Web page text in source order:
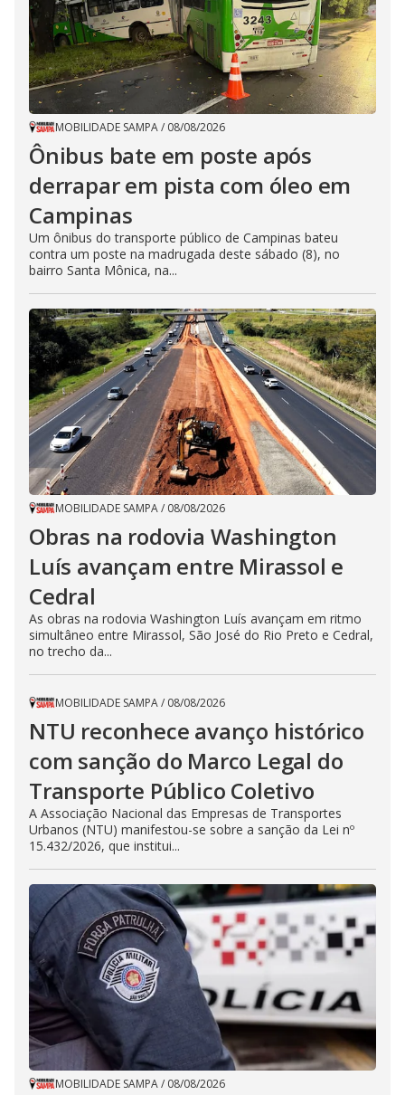
MOBILIDADE SAMPA/ 08/08/2026
Ônibus bate em poste após
derrapar em pista com óleo em
Campinas
Um ônibus do transporte público de Campinas bateu
contra um poste na madrugada deste sábado (8), no
bairro Santa Mônica, na...
MOBILIDADE SAMPA/ 08/08/2026
Obras na rodovia Washington
Luís avançam entre Mirassol e
Cedral
As obras na rodovia Washington Luís avançam em ritmo
simultâneo entre Mirassol, São José do Rio Preto e Cedral,
no trecho da...
MOBILIDADE SAMPA/ 08/08/2026
NTU reconhece avanço histórico
com sanção do Marco Legal do
Transporte Público Coletivo
A Associação Nacional das Empresas de Transportes
Urbanos (NTU) manifestou-se sobre a sanção da Lei nº
15.432/2026, que institui...
MOBILIDADE SAMPA/ 08/08/2026